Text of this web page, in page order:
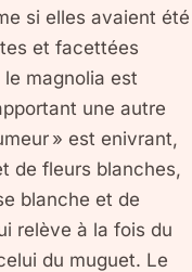
si elles avaient été
et facettées
magnolia est
une autre
» est enivrant,
de fleurs blanches,
blanche et de
relève à la fois du
du muguet. Le